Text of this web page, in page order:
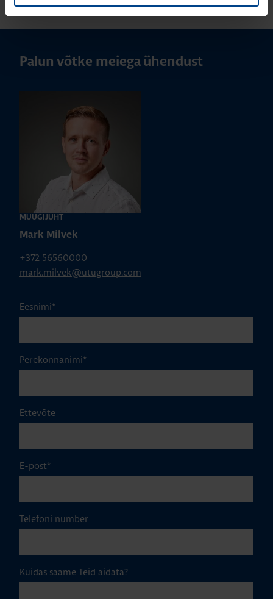
Palun võtke meiega ühendust
MÜÜGIJUHT
Mark Milvek
+372 56560000
mark.milvek@utugroup.com
Eesnimi*
Perekonnanimi*
Ettevõte
E-post*
Telefoni number
Kuidas saame Teid aidata?